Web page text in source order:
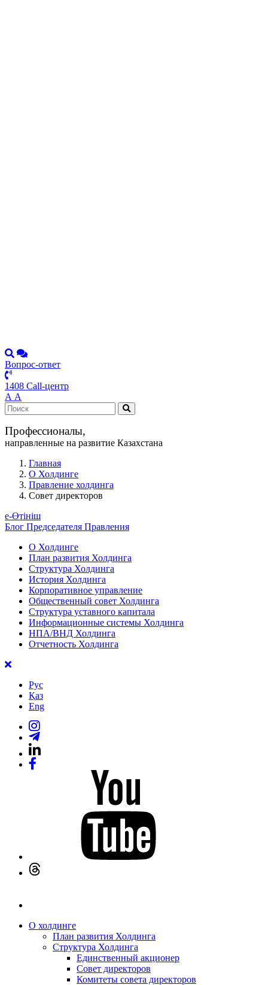
Вопрос-ответ
1408 Call-центр
А А
Профессионалы,
направленные на развитие Казахстана
Главная
О Холдинге
Правление холдинга
Совет директоров
е-Өтініш
Блог Председателя Правления
О Холдинге
План развития Холдинга
Структура Холдинга
История Холдинга
Корпоративное управление
Общественный совет Холдинга
Структура уставного капитала
Информационные системы Холдинга
НПА/ВНД Холдинга
Отчетность Холдинга
Рус
Қаз
Eng
О холдинге
План развития Холдинга
Структура Холдинга
Единственный акционер
Совет директоров
Комитеты совета директоров